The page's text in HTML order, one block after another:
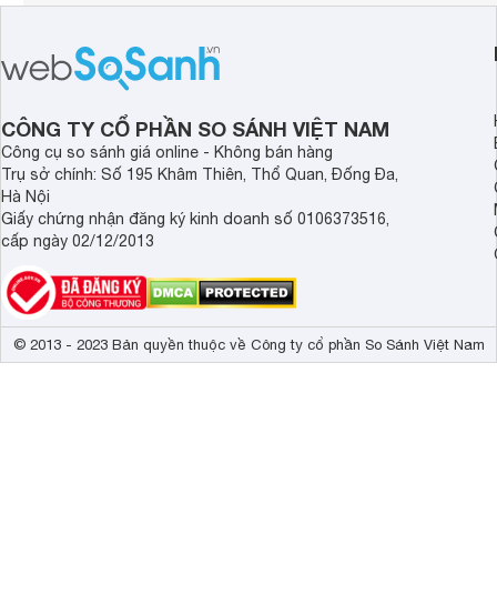
CÔNG TY CỔ PHẦN SO SÁNH VIỆT NAM
Công cụ so sánh giá online - Không bán hàng
Trụ sở chính: Số 195 Khâm Thiên, Thổ Quan, Đống Đa,
Hà Nội
Giấy chứng nhận đăng ký kinh doanh số 0106373516,
cấp ngày 02/12/2013
© 2013 - 2023 Bản quyền thuộc về Công ty cổ phần So Sánh Việt Nam